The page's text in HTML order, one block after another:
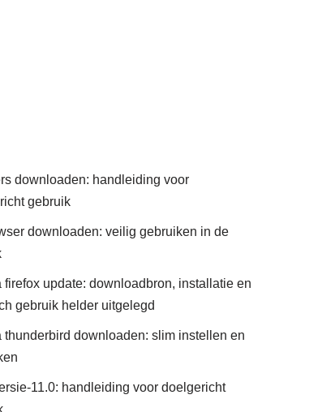
downloaden: handleiding voor
gebruik
downloaden: veilig gebruiken in de
firefox update: downloadbron, installatie en
gebruik helder uitgelegd
thunderbird downloaden: slim instellen en
11.0: handleiding voor doelgericht